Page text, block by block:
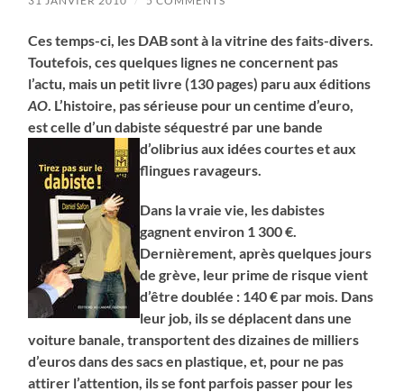
Ces temps-ci, les DAB sont à la vitrine des faits-divers.
Toutefois, ces quelques lignes ne concernent pas
l’actu, mais un petit livre (130 pages) paru aux éditions
AO . L’histoire, pas sérieuse pour un centime d’euro,
est celle d’un dabiste séquestré par une bande
d’olibrius aux idées courtes et aux
flingues ravageurs.
Dans la vraie vie, les dabistes
gagnent environ 1 300 €.
Dernièrement, après quelques jours
de grève, leur prime de risque vient
d’être doublée : 140 € par mois. Dans
leur job, ils se déplacent dans une
voiture banale, transportent des dizaines de milliers
d’euros dans des sacs en plastique, et, pour ne pas
attirer l’attention, ils se font parfois passer pour les